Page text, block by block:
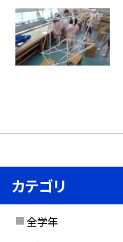
カテゴリ
全学年